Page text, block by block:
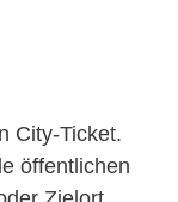
City-Ticket.
öffentlichen